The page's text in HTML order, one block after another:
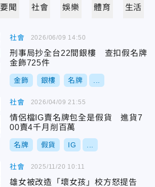
要聞 社會 娛樂 體育 生活
社會
刑事局抄全台22間銀樓 查扣假名牌
金飾725件
金飾 銀樓 名牌
2026/06/09 14:50
社會
情侶檔IG賣名牌包全是假貨 進貨7
00賣4千月削百萬
名牌 假貨 IG
2026/04/09 21:55
社會
雄女被改造「壞女孩」校方怒提告
2025/11/20 10:11